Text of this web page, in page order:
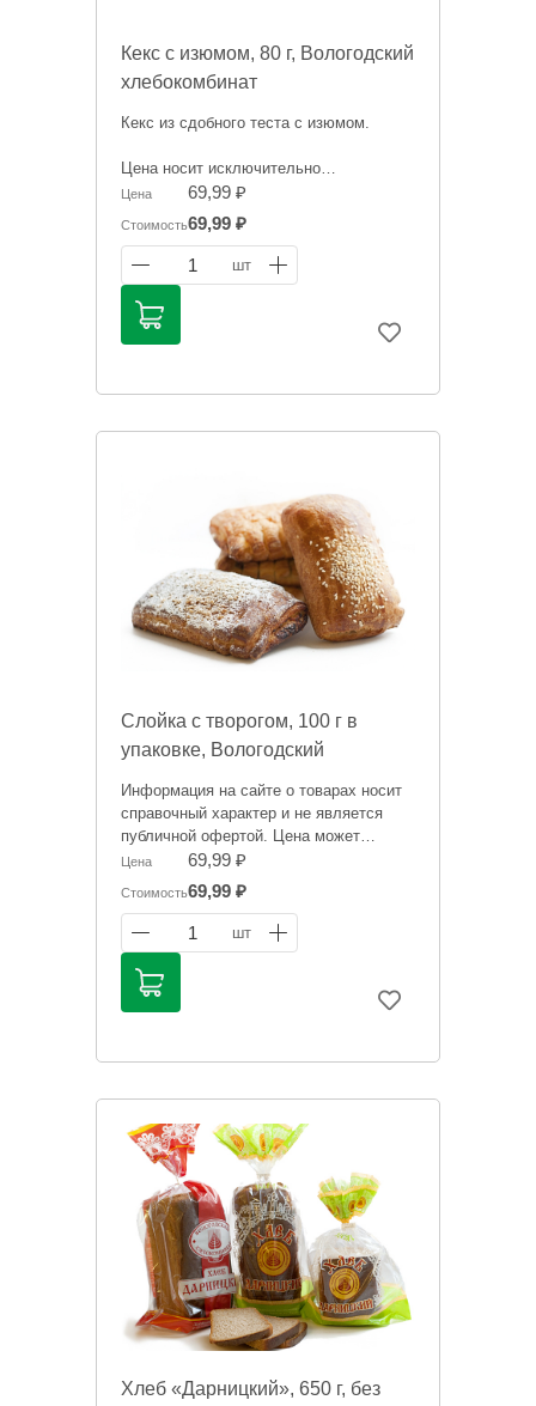
Кекс с изюмом, 80 г, Вологодский
хлебокомбинат
Кекс из сдобного теста с изюмом.
Цена носит исключительно
ориентировочный характер и может
отличаться, точную стоимость "на
сегодня" сообщит менеджер при
оформлении заказа.
Цена 69,99 ₽
Стоимость69,99 ₽
1 шт
Слойка с творогом, 100 г в
упаковке, Вологодский
Информация на сайте о товарах носит
справочный характер и не является
публичной офертой. Цена может
меняться.
Цена 69,99 ₽
Стоимость69,99 ₽
1 шт
Хлеб «Дарницкий», 650 г, без